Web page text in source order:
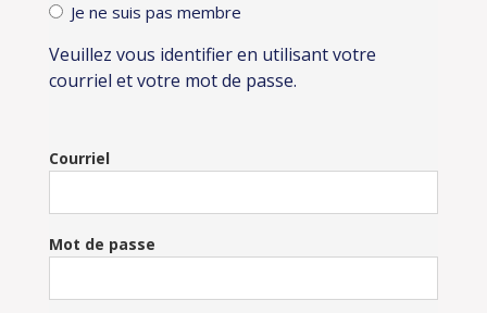
Je ne suis pas membre
Veuillez vous identifier en utilisant votre
courriel et votre mot de passe.
Courriel
Mot de passe